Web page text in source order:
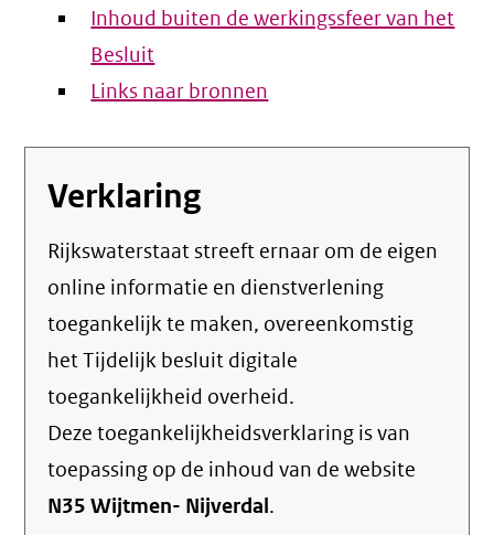
Inhoud buiten de werkingssfeer van het
Besluit
Links naar bronnen
Verklaring
Rijkswaterstaat streeft ernaar om de eigen
online informatie en dienstverlening
toegankelijk te maken, overeenkomstig
hetTijdelijk besluit digitale
toegankelijkheid overheid.
Deze toegankelijkheidsverklaring is van
toepassing op de inhoud van de website
N35 Wijtmen- Nijverdal.